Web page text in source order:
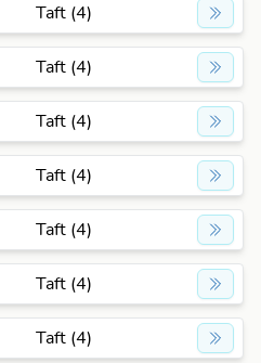
Taft (4)
Taft (4)
Taft (4)
Taft (4)
Taft (4)
Taft (4)
Taft (4)